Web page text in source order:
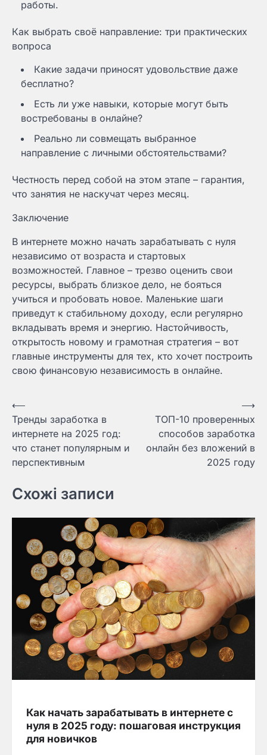
работы.
Как выбрать своё направление: три практических
вопроса
Какие задачи приносят удовольствие даже
бесплатно?
Есть ли уже навыки, которые могут быть
востребованы в онлайне?
Реально ли совмещать выбранное
направление с личными обстоятельствами?
Честность перед собой на этом этапе – гарантия,
что занятия не наскучат через месяц.
Заключение
В интернете можно начать зарабатывать с нуля
независимо от возраста и стартовых
возможностей. Главное – трезво оценить свои
ресурсы, выбрать близкое дело, не бояться
учиться и пробовать новое. Маленькие шаги
приведут к стабильному доходу, если регулярно
вкладывать время и энергию. Настойчивость,
открытость новому и грамотная стратегия – вот
главные инструменты для тех, кто хочет построить
свою финансовую независимость в онлайне.
Навигация
по
записям
⟵
Тренды заработка в
интернете на 2025 год:
что станет популярным и
перспективным
ТОП-10 проверенных
способов заработка
онлайн без вложений в
2025 году
⟶
Схожі записи
Как начать зарабатывать в интернете с
нуля в 2025 году: пошаговая инструкция
для новичков